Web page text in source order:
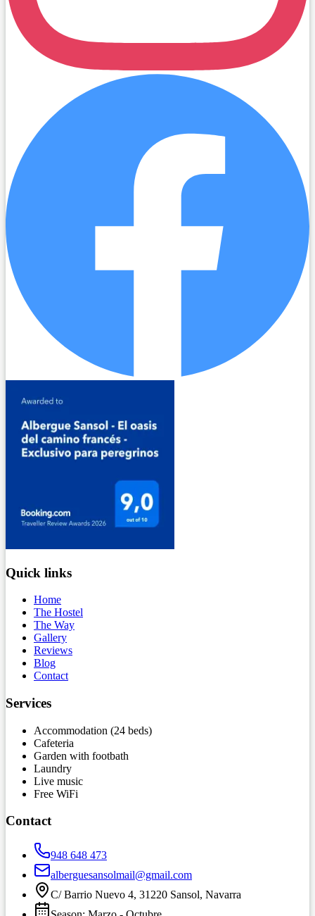
Quick links
Home
The Hostel
The Way
Gallery
Reviews
Blog
Contact
Services
Accommodation (24 beds)
Cafeteria
Garden with footbath
Laundry
Live music
Free WiFi
Contact
948 648 473
alberguesansolmail@gmail.com
C/ Barrio Nuevo 4, 31220 Sansol, Navarra